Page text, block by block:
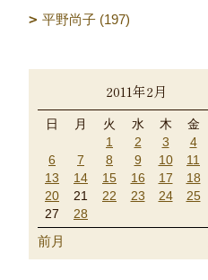
平野尚子 (197)
2011年2月
日 月 火 水 木 金
1
2 3 4
6
7 8 9 10 11
13
14 15 16 17 18
20
21 22 23 24 25
27
28
前月